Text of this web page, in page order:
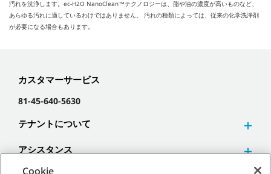
汚れを洗浄します。ec-H2O NanoClean™テクノロジーは、脂や油の濃度が高いものなど、
あらゆる汚れに適しているわけではありません。 汚れの種類によっては、従来の化学洗浄剤
が必要になる場合もあります。
カスタマーサービス
81-45-640-5630
テナントについて
アシスタンス
Cookie